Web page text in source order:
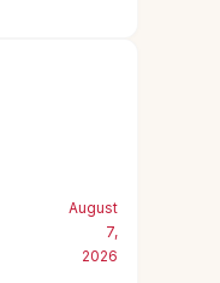
August
7,
2026